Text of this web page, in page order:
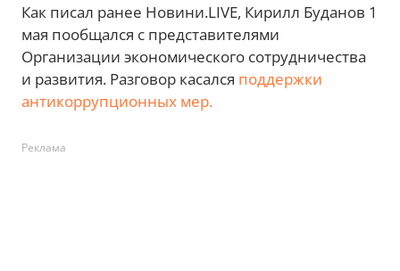
Как писал ранее Новини.LIVE, Кирилл Буданов 1
мая пообщался с представителями
Организации экономического сотрудничества
и развития. Разговор касался поддержки
антикоррупционных мер.
Реклама